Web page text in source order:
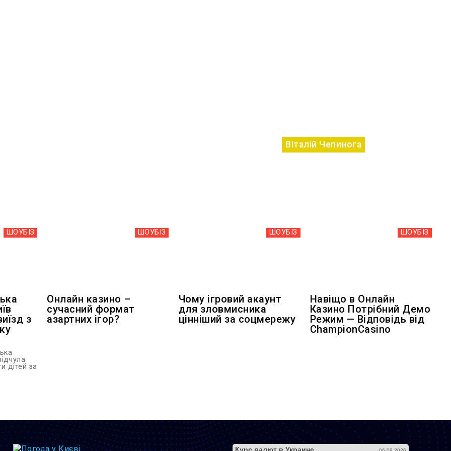
Віталій Чепинога
ШОУБIЗ
з
дітей за
ШОУБIЗ
Онлайн казино –
сучасний формат
азартних ігор?
ШОУБIЗ
Чому ігровий акаунт
для зловмисника
цінніший за соцмережу
ШОУБIЗ
Навіщо в Онлайн
Казино Потрібний Демо
Режим — Відповідь від
ChampionCasino